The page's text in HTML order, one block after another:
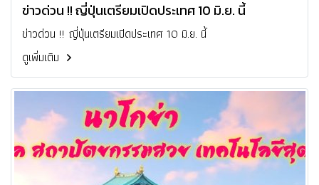
ข่าวด่วน !! ญี่ปุ่นเตรียมเปิดประเทศ 10 มิ.ย. นี้
ข่าวด่วน !! ญี่ปุ่นเตรียมเปิดประเทศ 10 มิ.ย. นี้
ดูเพิ่มเติม